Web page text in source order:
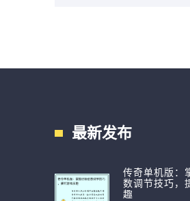
最新发布
传奇单机版：
数调节技巧，
趣